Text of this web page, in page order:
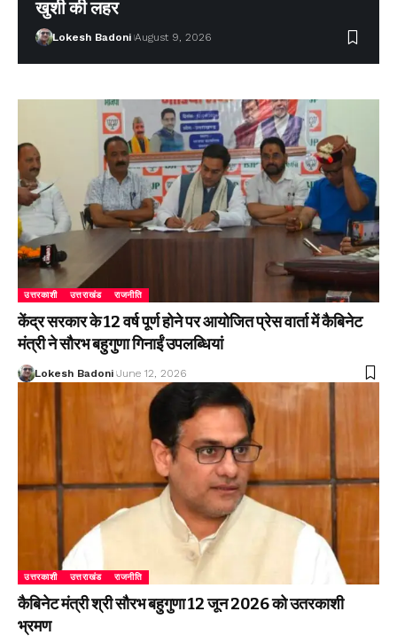
खुशी की लहर
Lokesh Badoni August 9, 2026
उत्तरकाशी उत्तराखंड राजनीति
केंद्र सरकार के 12 वर्ष पूर्ण होने पर आयोजित प्रेस वार्ता में कैबिनेट
मंत्री ने सौरभ बहुगुणा गिनाईं उपलब्धियां
Lokesh Badoni June 12, 2026
उत्तरकाशी उत्तराखंड राजनीति
कैबिनेट मंत्री श्री सौरभ बहुगुणा 12 जून 2026 को उतरकाशी
भ्रमण